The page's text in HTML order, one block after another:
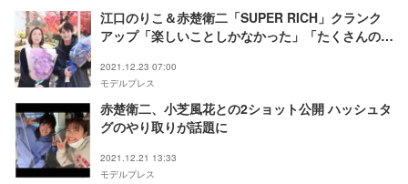
江口のりこ＆赤楚衛二「SUPER RICH」クランク
アップ「楽しいことしかなかった」「たくさんのこ
2021.12.23 07:00
モデルプレス
赤楚衛二、小芝風花との2ショット公開 ハッシュタ
グのやり取りが話題に
2021.12.21 13:33
モデルプレス